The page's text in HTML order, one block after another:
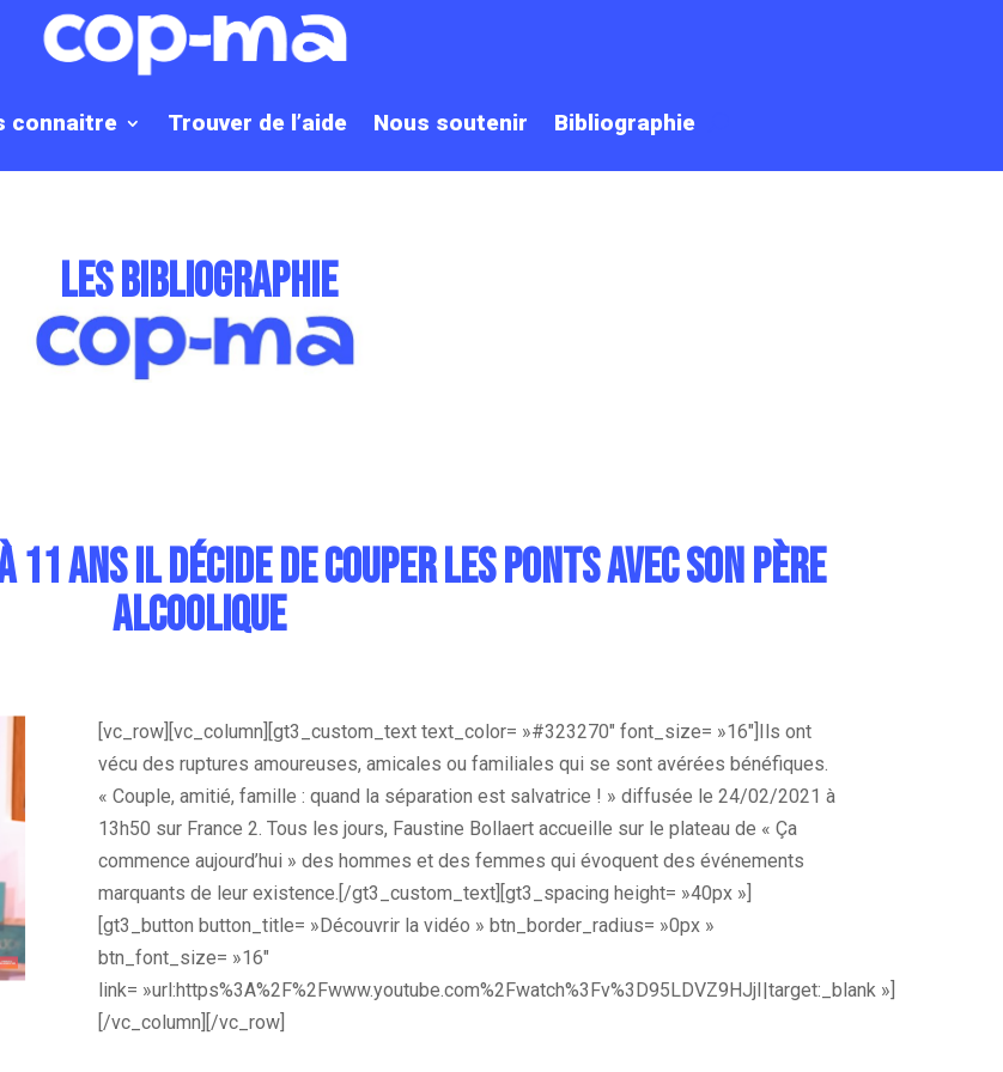
connaitre Trouver de l’aide Nous soutenir Bibliographie
les bibliographie
11 ans il décide de couper les ponts avec son père
alcoolique
[vc_row][vc_column][gt3_custom_text text_color= »#323270″ font_size= »16″]
Ils ont
vécu des ruptures amoureuses, amicales ou familiales qui se sont avérées bénéfiques.
« Couple, amitié, famille : quand la séparation est salvatrice ! » diffusée le 24/02/2021 à
13h50 sur France 2. Tous les jours, Faustine Bollaert accueille sur le plateau de « Ça
commence aujourd’hui » des hommes et des femmes qui évoquent des événements
marquants de leur existence. [/gt3_custom_text][gt3_spacing height= »40px »]
[gt3_button button_title= »Découvrir la vidéo » btn_border_radius= »0px »
btn_font_size= »16″
link= »url:https%3A%2F%2Fwww.youtube.com%2Fwatch%3Fv%3D95LDVZ9HJjI|target:_blank »]
[/vc_column][/vc_row]